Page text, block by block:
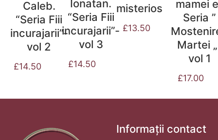
Caleb.
“Seria Fiii
incurajarii”-
vol 2
£14.50
Ionatan.
“Seria Fiii
incurajarii”-
vol 3
£14.50
misterios
£13.50
mamei
Seria ”
Martei
vol 1
£17.00
Informații contact